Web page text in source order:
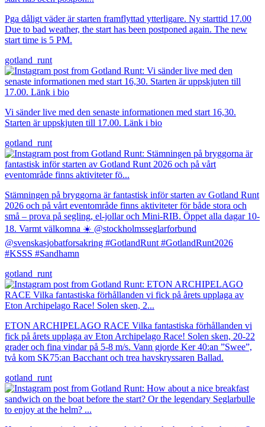
Pga dåligt väder är starten framflyttad ytterligare. Ny starttid 17.00
Due to bad weather, the start has been postponed again. The new
start time is 5 PM.
gotland_runt
Vi sänder live med den senaste informationen med start 16,30.
Starten är uppskjuten till 17.00. Länk i bio
gotland_runt
Stämningen på bryggorna är fantastisk inför starten av Gotland Runt
2026 och på vårt eventområde finns aktiviteter för både stora och
små – prova på segling, el-jollar och Mini-RIB. Öppet alla dagar 10-
18. Varmt välkomna ☀️ @stockholmsseglarforbund
@svenskasjobatforsakring #GotlandRunt #GotlandRunt2026
#KSSS #Sandhamn
gotland_runt
ETON ARCHIPELAGO RACE Vilka fantastiska förhållanden vi
fick på årets upplaga av Eton Archipelago Race! Solen sken, 20-22
grader och fina vindar på 5-8 m/s. Vann gjorde Ker 40:an ”Swee”,
två kom SK75:an Bacchant och trea havskryssaren Ballad.
gotland_runt